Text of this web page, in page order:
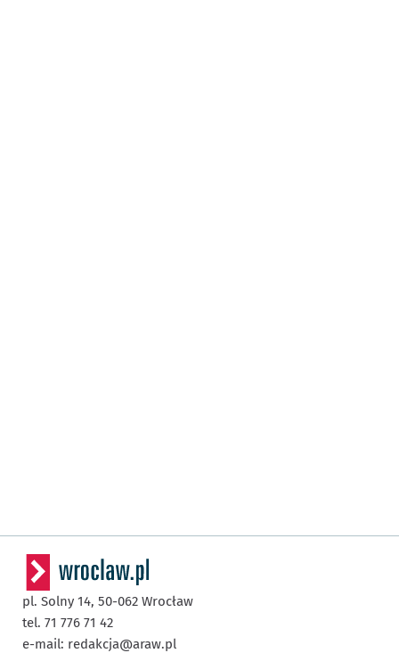
pl. Solny 14, 50-062 Wrocław
tel. 71 776 71 42
e-mail: redakcja@araw.pl